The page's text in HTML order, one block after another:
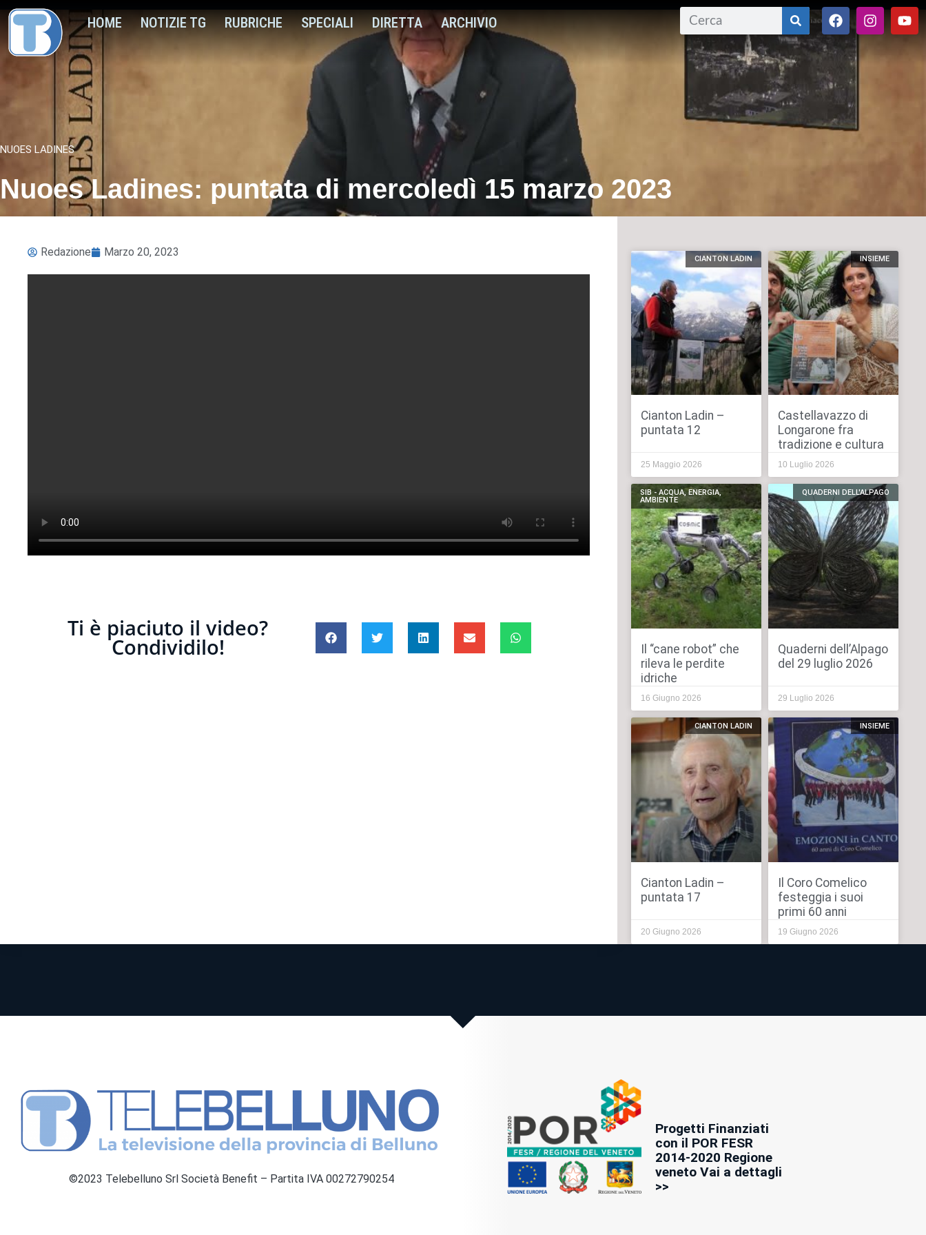
HOME NOTIZIE TG RUBRICHE SPECIALI DIRETTA ARCHIVIO
NUOES LADINES
Nuoes Ladines: puntata di mercoledì 15 marzo 2023
Redazione Marzo 20, 2023
Ti è piaciuto il video?
Condividilo!
CIANTON LADIN
Cianton Ladin –
puntata 12
25 Maggio 2026
INSIEME
Castellavazzo di
Longarone fra
tradizione e cultura
10 Luglio 2026
SIB - ACQUA, ENERGIA,
AMBIENTE
Il “cane robot” che
rileva le perdite
idriche
16 Giugno 2026
QUADERNI DELL'ALPAGO
Quaderni dell’Alpago
del 29 luglio 2026
29 Luglio 2026
CIANTON LADIN
Cianton Ladin –
puntata 17
20 Giugno 2026
INSIEME
Il Coro Comelico
festeggia i suoi
primi 60 anni
19 Giugno 2026
©2023 Telebelluno Srl Società Benefit – Partita IVA 00272790254
Progetti Finanziati
con il POR FESR
2014-2020 Regione
veneto Vai a dettagli
>>